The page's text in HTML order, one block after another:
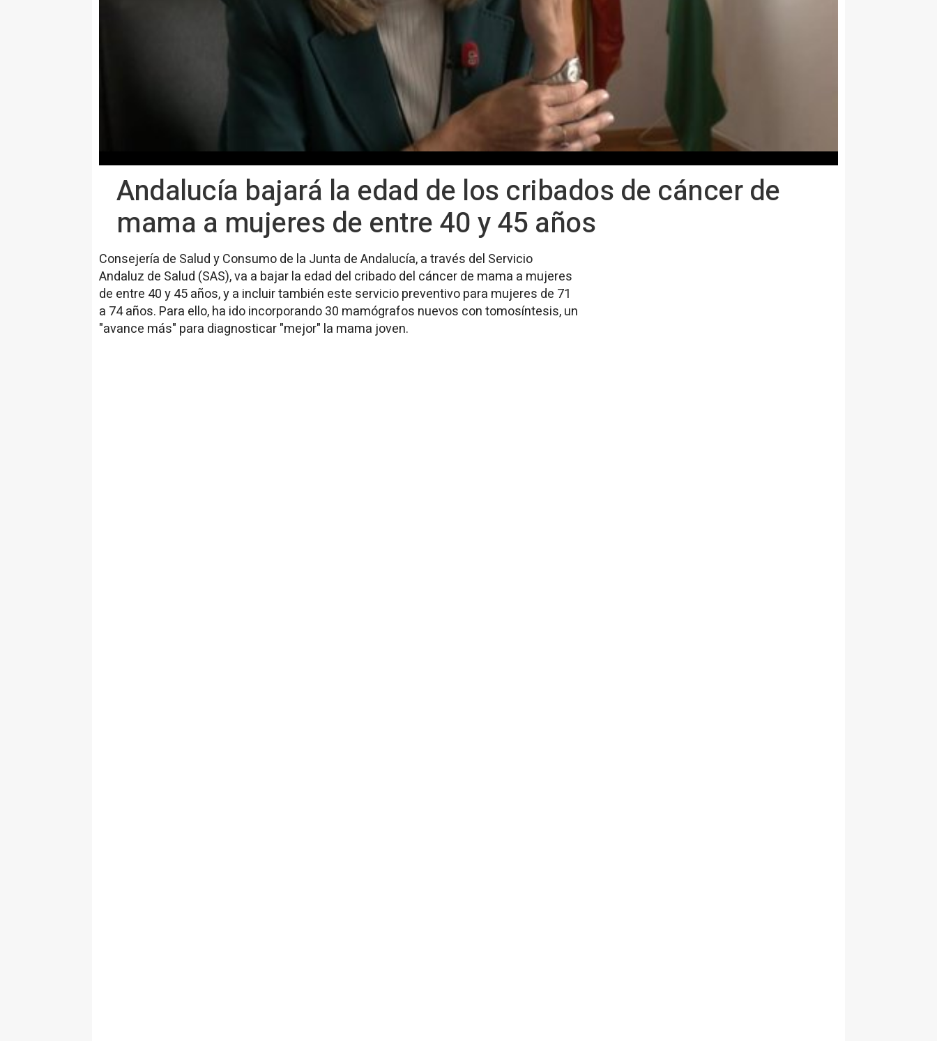
Andalucía bajará la edad de los cribados de cáncer de
mama a mujeres de entre 40 y 45 años
Consejería de Salud y Consumo de la Junta de Andalucía, a través del Servicio
Andaluz de Salud (SAS), va a bajar la edad del cribado del cáncer de mama a mujeres
de entre 40 y 45 años, y a incluir también este servicio preventivo para mujeres de 71
a 74 años. Para ello, ha ido incorporando 30 mamógrafos nuevos con tomosíntesis, un
"avance más" para diagnosticar "mejor" la mama joven.